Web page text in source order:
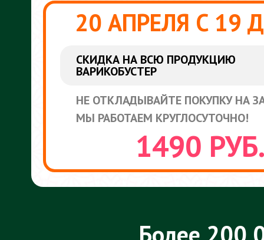
20 АПРЕЛЯ С 19
СКИДКА НА ВСЮ ПРОДУКЦИЮ
ВАРИКОБУСТЕР
НЕ ОТКЛАДЫВАЙТЕ ПОКУПКУ НА
МЫ РАБОТАЕМ КРУГЛОСУТОЧНО!
1490